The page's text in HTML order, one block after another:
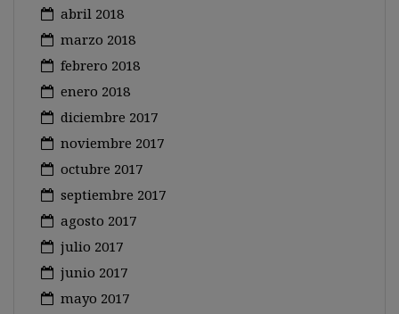
abril 2018
marzo 2018
febrero 2018
enero 2018
diciembre 2017
noviembre 2017
octubre 2017
septiembre 2017
agosto 2017
julio 2017
junio 2017
mayo 2017